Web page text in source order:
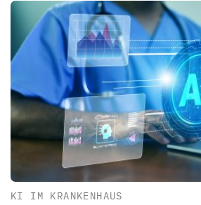
KI IM KRANKENHAUS